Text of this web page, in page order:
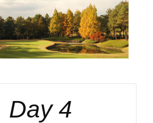
Day 4